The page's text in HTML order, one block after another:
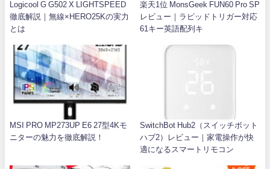
Logicool G G502 X LIGHTSPEED
徹底解説｜無線×HERO25Kの実力
とは
楽天1位 MonsGeek FUN60 Pro SP
レビュー｜ラピッドトリガー対応
61キー英語配列キ
MSI PRO MP273UP E6 27型4Kモ
ニターの魅力を徹底解説！
SwitchBot Hub2（スイッチボット
ハブ2）レビュー｜家電操作が快
適になるスマートリモコン